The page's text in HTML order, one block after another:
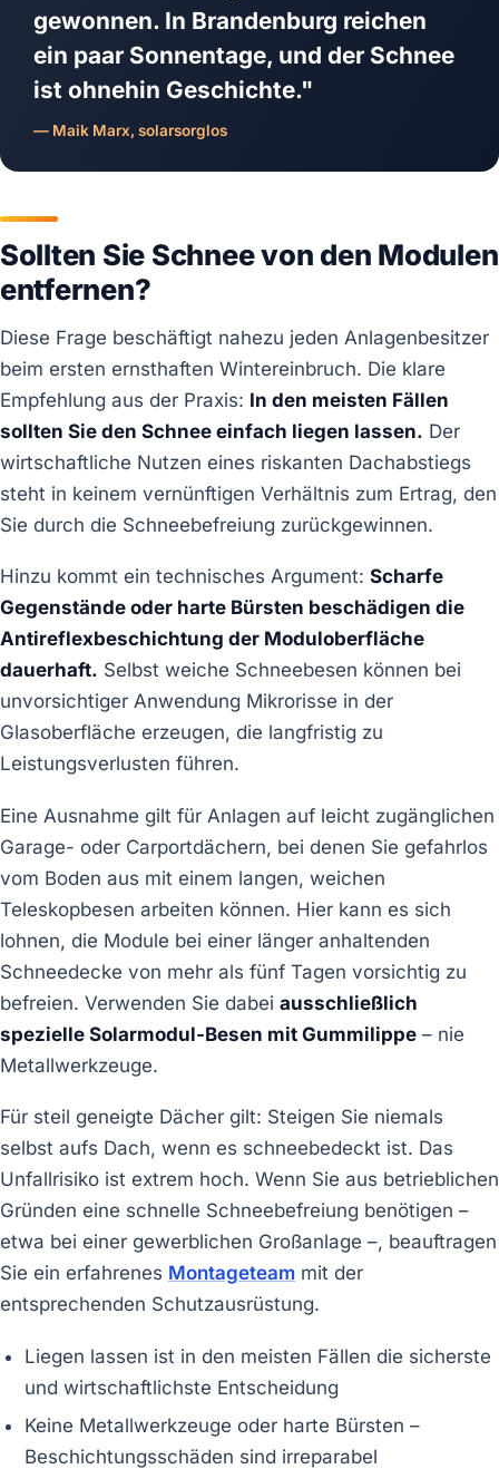
gewonnen. In Brandenburg reichen
ein paar Sonnentage, und der Schnee
ist ohnehin Geschichte."
— Maik Marx, solarsorglos
Sollten Sie Schnee von den Modulen
entfernen?
Diese Frage beschäftigt nahezu jeden Anlagenbesitzer
beim ersten ernsthaften Wintereinbruch. Die klare
Empfehlung aus der Praxis: In den meisten Fällen
sollten Sie den Schnee einfach liegen lassen. Der
wirtschaftliche Nutzen eines riskanten Dachabstiegs
steht in keinem vernünftigen Verhältnis zum Ertrag, den
Sie durch die Schneebefreiung zurückgewinnen.
Hinzu kommt ein technisches Argument: Scharfe
Gegenstände oder harte Bürsten beschädigen die
Antireflexbeschichtung der Moduloberfläche
dauerhaft. Selbst weiche Schneebesen können bei
unvorsichtiger Anwendung Mikrorisse in der
Glasoberfläche erzeugen, die langfristig zu
Leistungsverlusten führen.
Eine Ausnahme gilt für Anlagen auf leicht zugänglichen
Garage- oder Carportdächern, bei denen Sie gefahrlos
vom Boden aus mit einem langen, weichen
Teleskopbesen arbeiten können. Hier kann es sich
lohnen, die Module bei einer länger anhaltenden
Schneedecke von mehr als fünf Tagen vorsichtig zu
befreien. Verwenden Sie dabei ausschließlich
spezielle Solarmodul-Besen mit Gummilippe – nie
Metallwerkzeuge.
Für steil geneigte Dächer gilt: Steigen Sie niemals
selbst aufs Dach, wenn es schneebedeckt ist. Das
Unfallrisiko ist extrem hoch. Wenn Sie aus betrieblichen
Gründen eine schnelle Schneebefreiung benötigen –
etwa bei einer gewerblichen Großanlage –, beauftragen
Sie ein erfahrenes Montageteam mit der
entsprechenden Schutzausrüstung.
Liegen lassen ist in den meisten Fällen die sicherste
und wirtschaftlichste Entscheidung
Keine Metallwerkzeuge oder harte Bürsten –
Beschichtungsschäden sind irreparabel